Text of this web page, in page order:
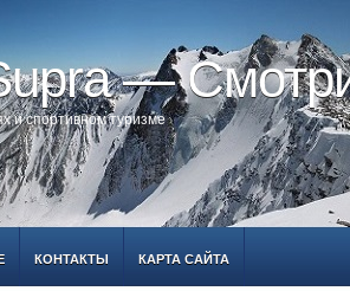
—
и спортивном туризме
КОНТАКТЫ КАРТА САЙТА